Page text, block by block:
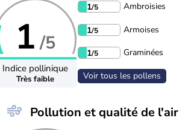
1 /5
Indice pollinique
Très faible
1/5 Ambroisies
1/5 Armoises
1/5 Graminées
Voir tous les pollens
Pollution et qualité de l'air